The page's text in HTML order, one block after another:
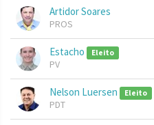
Artidor Soares
PROS
Estacho Eleito
PV
Nelson Luersen Eleito
PDT